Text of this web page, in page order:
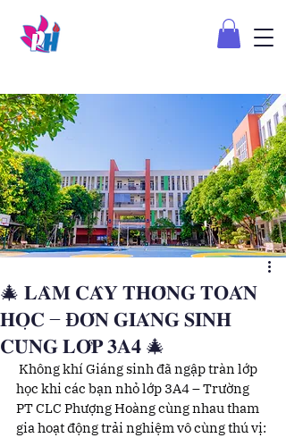
🎄 𝐋𝐀̀𝐌 𝐂𝐀̂𝐘 𝐓𝐇𝐎̂𝐍𝐆 𝐓𝐎𝐀́𝐍
𝐇𝐎̣𝐂 – Đ𝐎́𝐍 𝐆𝐈𝐀́𝐍𝐆 𝐒𝐈𝐍𝐇
𝐂𝐔̀𝐍𝐆 𝐋𝐎̛́𝐏 𝟑𝐀𝟒 🎄
Không khí Giáng sinh đã ngập tràn lớp
học khi các bạn nhỏ lớp 3A4 – Trường
PT CLC Phượng Hoàng cùng nhau tham
gia hoạt động trải nghiệm vô cùng thú vị: